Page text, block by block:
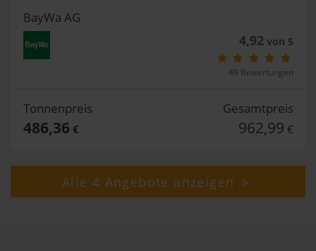
BayWa AG
4,92von 5
49 Bewertungen
Tonnenpreis
486,36 €
Gesamtpreis
962,99 €
Alle 4 Angebote anzeigen